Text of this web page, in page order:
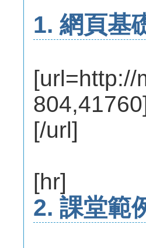
1. 網頁基
[url=http://
[/url]
[hr]
2. 課堂範